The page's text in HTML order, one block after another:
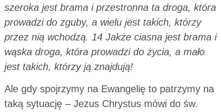
szeroka jest brama i przestronna ta droga, która
prowadzi do zguby, a wielu jest takich, którzy
przez nią wchodzą. 14 Jakże ciasna jest brama i
wąska droga, która prowadzi do życia, a mało
jest takich, którzy ją znajdują!
Ale gdy spojrzymy na Ewangelię to patrzymy na
taką sytuację – Jezus Chrystus mówi do św.